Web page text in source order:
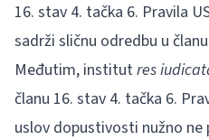
16. stav 4. tačka 6. Pravila
sadrži sličnu odredbu u
Međutim, institutres
članu 16. stav 4. tačka 6.
uslov dopustivosti nužno